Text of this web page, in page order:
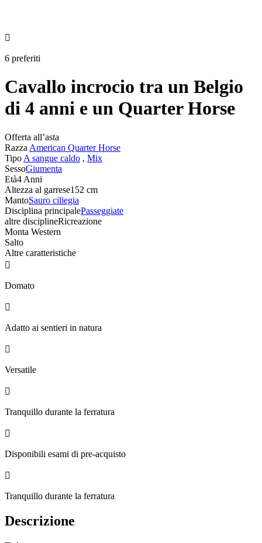

6 preferiti
Cavallo incrocio tra un Belgio
di 4 anni e un Quarter Horse
Offerta all’asta
Razza American Quarter Horse
Tipo A sangue caldo , Mix
SessoGiumenta
Età4 Anni
Altezza al garrese152 cm
MantoSauro ciliegia
Disciplina principalePasseggiate
altre disciplineRicreazione
Monta Western
Salto
Altre caratteristiche

Domato

Adatto ai sentieri in natura

Versatile

Tranquillo durante la ferratura

Disponibili esami di pre-acquisto

Tranquillo durante la ferratura
Descrizione